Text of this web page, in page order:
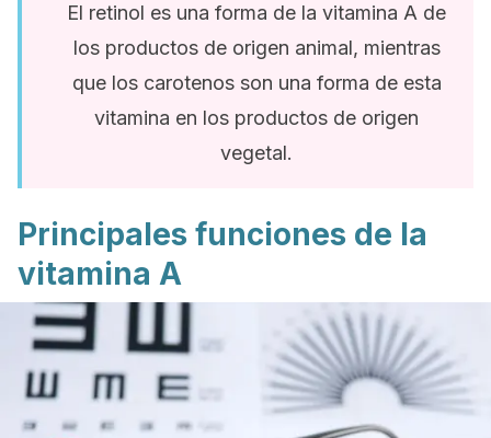
El retinol es una forma de la vitamina A de
los productos de origen animal, mientras
que los carotenos son una forma de esta
vitamina en los productos de origen
vegetal.
Principales funciones de la
vitamina A